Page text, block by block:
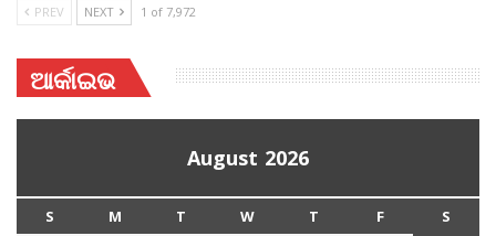
PREV NEXT 1 of 7,972
ଆର୍କାଇଭ
August 2026
S M T W T F
S